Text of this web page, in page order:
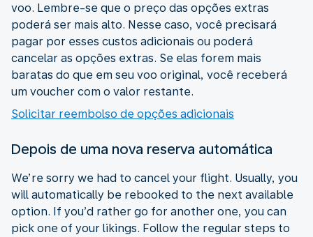
voo. Lembre-se que o preço das opções extras
poderá ser mais alto. Nesse caso, você precisará
pagar por esses custos adicionais ou poderá
cancelar as opções extras. Se elas forem mais
baratas do que em seu voo original, você receberá
um voucher com o valor restante.
Solicitar reembolso de opções adicionais
Depois de uma nova reserva automática
We’re sorry we had to cancel your flight. Usually, you
will automatically be rebooked to the next available
option. If you’d rather go for another one, you can
pick one of your likings. Follow the regular steps to